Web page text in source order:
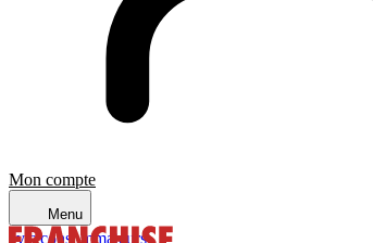
Mon compte
Menu
avis consommateurs